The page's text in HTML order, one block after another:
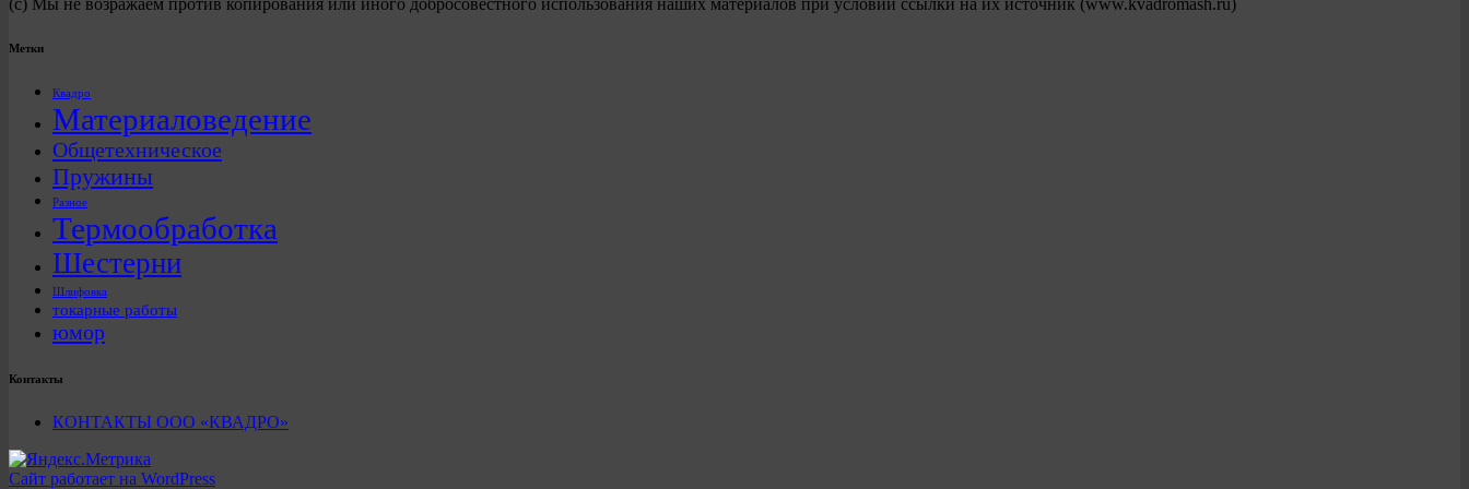
(с) Мы не возражаем против копирования или иного добросовестного использования наших материалов при условии ссылки на их источник (www.kvadromash.ru)
Метки
Квадро
Материаловедение
Общетехническое
Пружины
Разное
Термообработка
Шестерни
Шлифовка
токарные работы
юмор
Контакты
КОНТАКТЫ ООО «КВАДРО»
Сайт работает на WordPress